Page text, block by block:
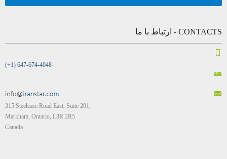
CONTACTS - ارتباط با ما
(+1) 647-674-4048
315 Steelcase Road East, Suite 201,
Markham, Ontario, L3R 2R5
Canada